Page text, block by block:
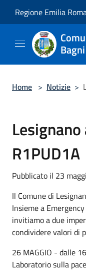
Regione Emilia
Bagni
Home > Notizie >
R1PUD1A
Pubblicato il 23
Il Comune di
Insieme a
invitiamo a due
condividere valori di
26 MAGGIO - dalle
Laboratorio sulla